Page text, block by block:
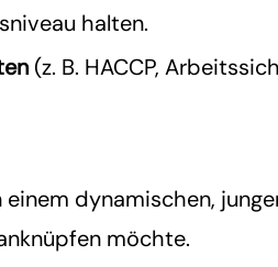
halten.
(z. B. HACCP,
dynamischen,
möchte.